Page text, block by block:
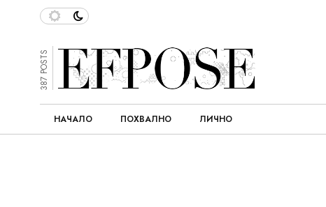
387 POSTS
НАЧАЛО ПОХВАЛНО ЛИЧНО